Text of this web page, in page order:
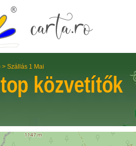
> Szállás 1 Mai
közvetítők